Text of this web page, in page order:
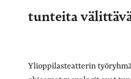
tunteita
Ylioppilasteatterin